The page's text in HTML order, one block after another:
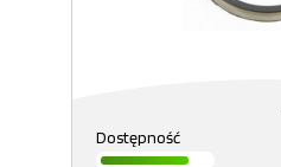
Dostępność